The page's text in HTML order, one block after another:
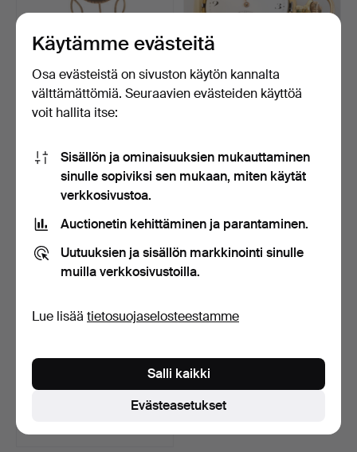
TASKUKELLOTELINE
TASKUKELLOLLA, metallia,
64 USD
TASKUKELLO, 18k kultaa,
2 637 USD
KELLONKONEISTO/VARA
159 USD
Käytämme evästeitä
Osa evästeistä on sivuston käytön kannalta
välttämättömiä. Seuraavien evästeiden käyttöä
voit hallita itse:
Sisällön ja ominaisuuksien mukauttaminen
sinulle sopiviksi sen mukaan, miten käytät
verkkosivustoa.
Auctionetin kehittäminen ja parantaminen.
Uutuuksien ja sisällön markkinointi sinulle
muilla verkkosivustoilla.
Lue lisää tietosuojaselosteestamme
Evästeasetukset
Salli kaikki